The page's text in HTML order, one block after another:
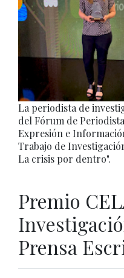
La periodista de
del Fórum de
Expresión e
Trabajo de
La crisis por dentro".
Premio
Prensa